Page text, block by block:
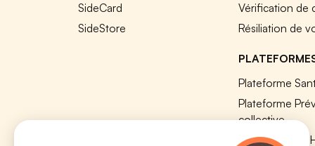
SideCard
SideStore
Vérification de
Résiliation de
Plateforme
Plateforme
collective
Plateforme